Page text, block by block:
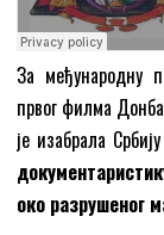
За међународну
првог филма
је изабрала
око разрушеног